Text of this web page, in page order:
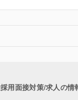
用面接対策/求人の情